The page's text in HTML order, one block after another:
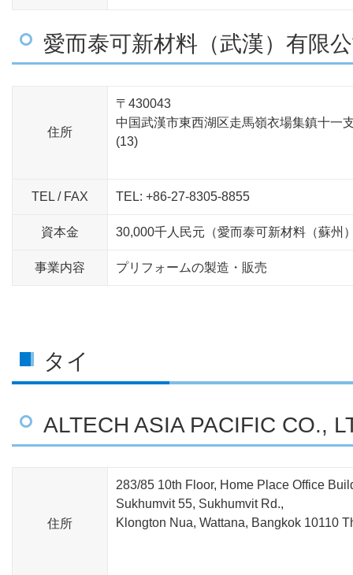
愛而泰可新材料（武漢）有限
住所
〒430043
中国武漢市東西湖区走馬嶺衣場集鎮十一
(13)
TEL / FAX TEL: +86-27-8305-8855
資本金 30,000千人民元（愛而泰可新材料（蘇州
事業内容 プリフォームの製造・販売
タイ
ALTECH ASIA PACIFIC CO.,
住所
283/85 10th Floor, Home Place Office
Sukhumvit 55, Sukhumvit Rd.,
Klongton Nua, Wattana, Bangkok 10110